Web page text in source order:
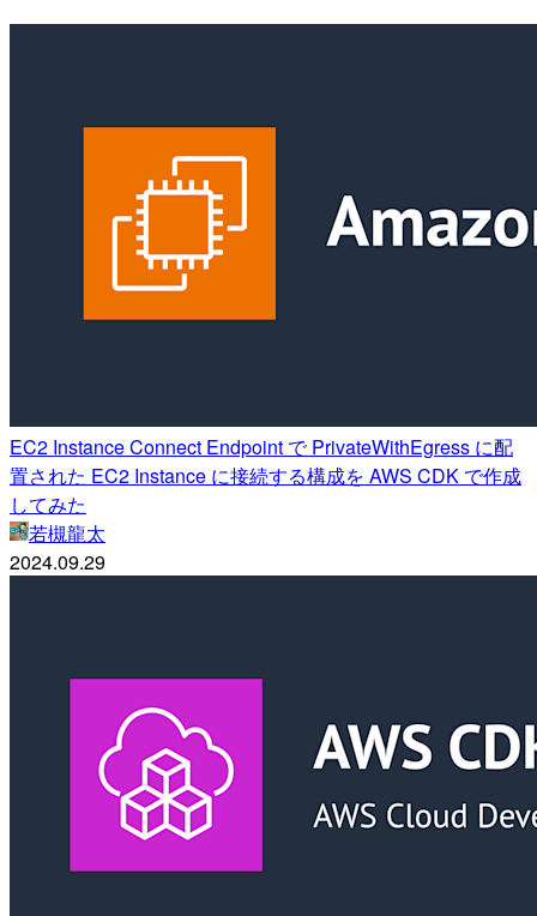
EC2 Instance Connect Endpoint で PrivateWithEgress に配
置された EC2 Instance に接続する構成を AWS CDK で作成
してみた
若槻龍太
2024.09.29